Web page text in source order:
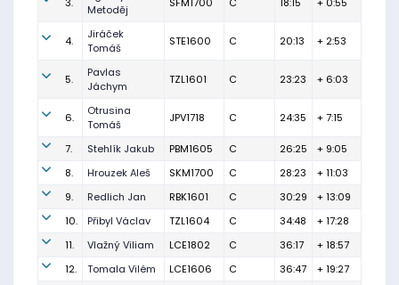
Metoděj
4.
Jiráček
Tomáš
STE1600 C 20:13 + 2:53
5.
Pavlas
Jáchym
TZL1601 C 23:23 + 6:03
6.
Otrusina
Tomáš
JPV1718 C 24:35 + 7:15
7. Stehlík Jakub PBM1605 C 26:25
+ 9:05
8.
Hrouzek Aleš SKM1700 C 28:23
+ 11:03
9.
Redlich Jan RBK1601 C 30:29
+ 13:09
10.
Přibyl Václav TZL1604 C 34:48
+ 17:28
11.
Vlažný Viliam LCE1802 C 36:17
+ 18:57
12.
Tomala Vilém LCE1606 C 36:47
+ 19:27